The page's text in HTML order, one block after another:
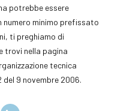
potrebbe essere
numero minimo prefissato
ti preghiamo di
nella pagina
tecnica
del 9 novembre 2006.